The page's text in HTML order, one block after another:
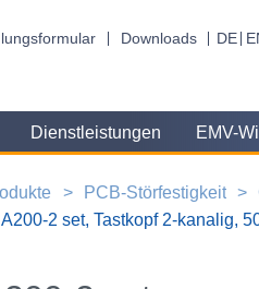
Downloads DE
Dienstleistungen EMV-
PCB-Störfestigkeit
A200-2 set, Tastkopf 2-kanalig,